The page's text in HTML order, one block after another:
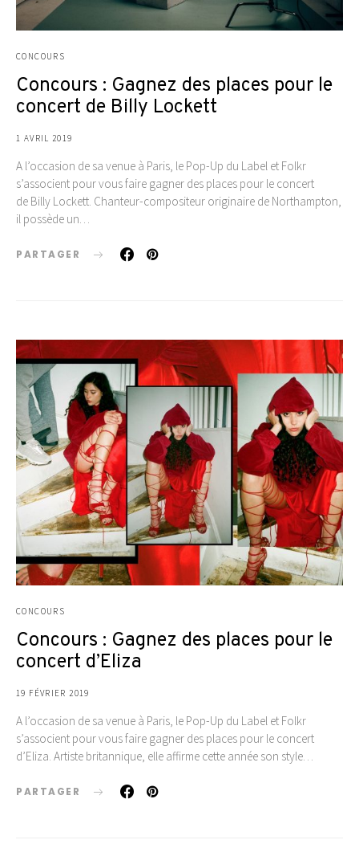
CONCOURS
Concours : Gagnez des places pour le
concert de Billy Lockett
1 AVRIL 2019
A l’occasion de sa venue à Paris, le Pop-Up du Label et Folkr
s’associent pour vous faire gagner des places pour le concert
de Billy Lockett. Chanteur-compositeur originaire de Northampton,
il possède un…
PARTAGER
CONCOURS
Concours : Gagnez des places pour le
concert d’Eliza
19 FÉVRIER 2019
A l’occasion de sa venue à Paris, le Pop-Up du Label et Folkr
s’associent pour vous faire gagner des places pour le concert
d’Eliza. Artiste britannique, elle affirme cette année son style…
PARTAGER